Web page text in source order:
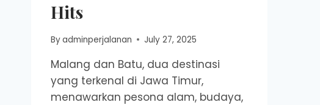
Hits
Byadminperjalanan July 27, 2025
Malang dan Batu, dua destinasi
yang terkenal di Jawa Timur,
menawarkan pesona alam, budaya,